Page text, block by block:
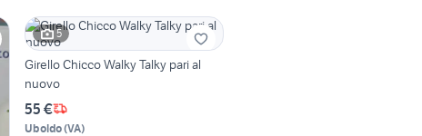
5
Girello Chicco Walky Talky pari al
nuovo
55 €
Uboldo(VA)